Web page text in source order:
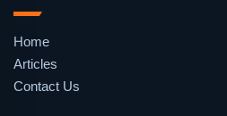
Home
Articles
Contact Us